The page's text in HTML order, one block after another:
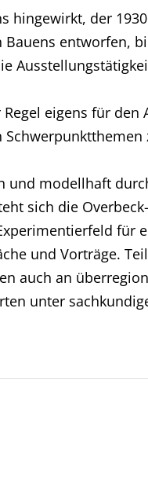
der
entworfen,
eigens für
und modellhaft
sich die
für
und Vorträge.
auch an
unter